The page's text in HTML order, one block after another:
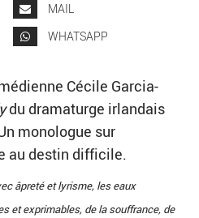
MAIL
WHATSAPP
Cécile Garcia-
du dramaturge irlandais
monologue sur
au destin difficile.
âpreté et lyrisme, les eaux
et exprimables, de la souffrance, de